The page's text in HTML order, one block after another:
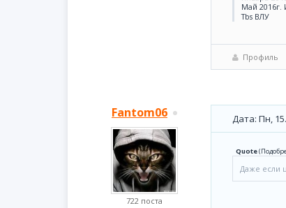
Май 2016г.
Tbs ВЛУ
Профиль
Fantom06
722 поста
Дата: Пн,
Quote(
Даже если